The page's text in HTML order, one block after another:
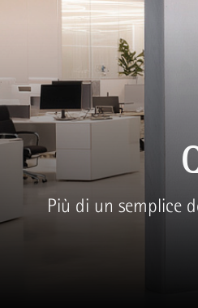
Più di un semplice